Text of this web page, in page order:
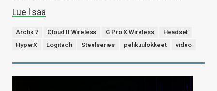
Lue lisää
Arctis 7 Cloud II Wireless G Pro X Wireless
Headset
HyperX
Logitech Steelseries pelikuulokkeet video